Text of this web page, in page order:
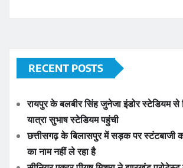
RECENT POSTS
रायपुर के बलबीर सिंह जुनेजा इंडोर स्टेडियम से
यात्रा सुभाष स्टेडियम पहुंची
छत्तीसगढ़ के बिलासपुर में सड़क पर स्टंटबाजी
का नाम नहीं ले रहा है